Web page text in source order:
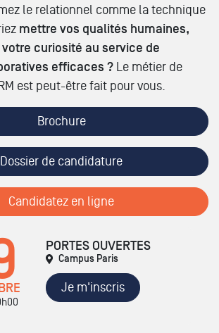
le relationnel comme la technique
mettre vos qualités humaines,
curiosité au service de
efficaces ? Le métier de
est peut-être fait pour vous.
Brochure
Dossier de candidature
Candidatez en ligne
PORTES OUVERTES
Campus Paris
Je m'inscris